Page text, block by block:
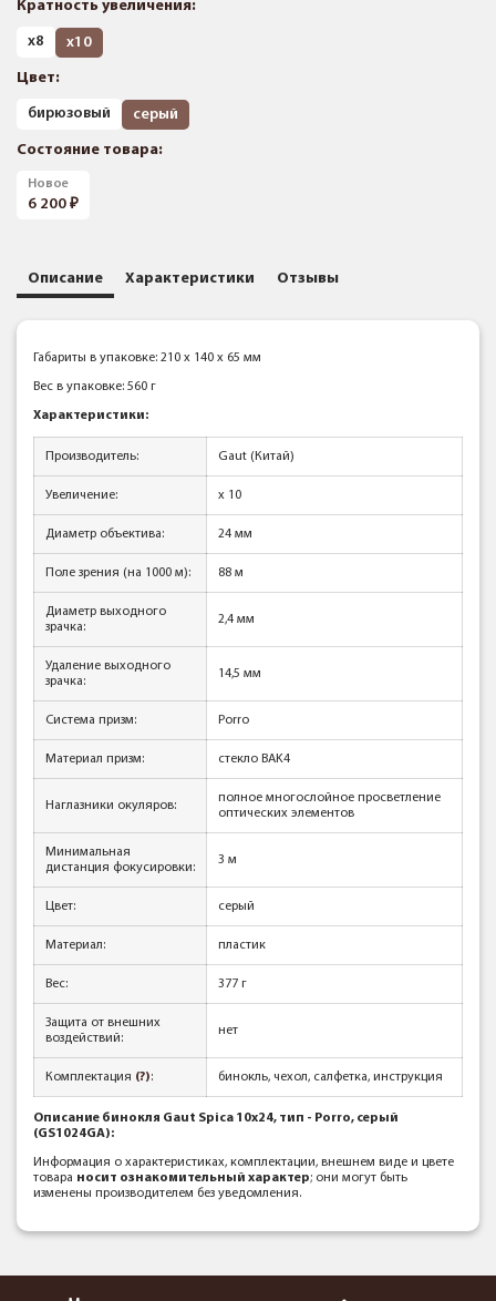
Кратность увеличения:
х8 х10
Цвет:
бирюзовый серый
Состояние товара:
Новое
6 200
Описание Характеристики Отзывы
Габариты в упаковке: 210 x 140 x 65 мм
Вес в упаковке: 560 г
Характеристики:
Производитель: Gaut (Китай)
Увеличение: x 10
Диаметр объектива: 24 мм
Поле зрения (на 1000 м): 88 м
Диаметр выходного
зрачка:
2,4 мм
Удаление выходного
зрачка:
14,5 мм
Система призм: Porro
Материал призм: стекло BAK4
Наглазники окуляров:
полное многослойное просветление
оптических элементов
Минимальная
дистанция фокусировки:
3 м
Цвет: серый
Материал: пластик
Вес: 377 г
Защита от внешних
воздействий:
нет
Комплектация (?): бинокль, чехол, салфетка, инструкция
Описание бинокля Gaut Spica 10x24, тип - Porro, серый
(GS1024GA):
Информация о характеристиках, комплектации, внешнем виде и цвете
товара носит ознакомительный характер; они могут быть
изменены производителем без уведомления.